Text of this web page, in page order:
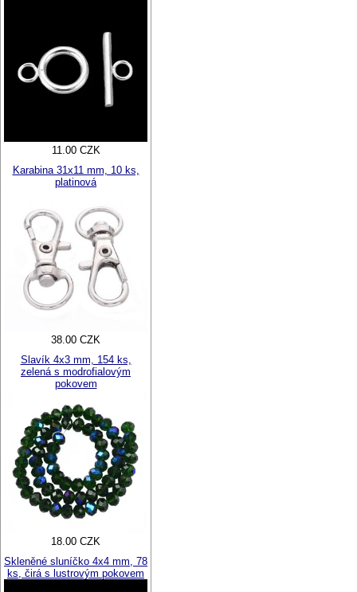
11.00 CZK
Karabina 31x11 mm, 10 ks,
platinová
38.00 CZK
Slavík 4x3 mm, 154 ks,
zelená s modrofialovým
pokovem
18.00 CZK
Skleněné sluníčko 4x4 mm, 78
ks, čirá s lustrovým pokovem